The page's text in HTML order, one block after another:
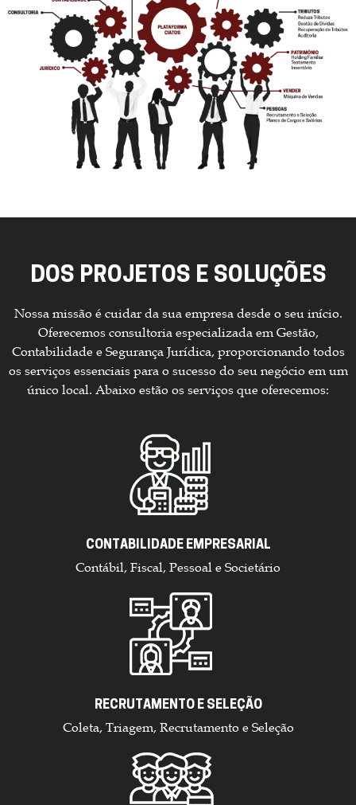
DOS PROJETOS E SOLUÇÕES
Nossa missão é cuidar da sua empresa desde o seu início.
Oferecemos consultoria especializada em Gestão,
Contabilidade e Segurança Jurídica, proporcionando todos
os serviços essenciais para o sucesso do seu negócio em um
único local. Abaixo estão os serviços que oferecemos:
CONTABILIDADE EMPRESARIAL
Contábil, Fiscal, Pessoal e Societário
RECRUTAMENTO E SELEÇÃO
Coleta, Triagem, Recrutamento e Seleção